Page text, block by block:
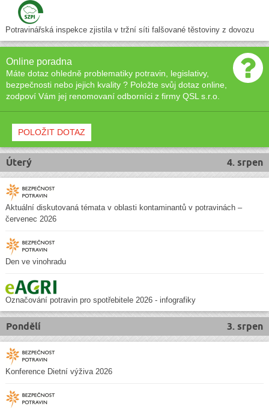
Potravinářská inspekce zjistila v tržní síti falšované těstoviny z dovozu
Online poradna
Máte dotaz ohledně problematiky potravin, legislativy,
bezpečnosti nebo jejich kvality ? Položte svůj dotaz online,
zodpoví Vám jej renomovaní odborníci z firmy QSL s.r.o.
POLOŽIT DOTAZ
4. srpen
Úterý
Aktuální diskutovaná témata v oblasti kontaminantů v potravinách –
červenec 2026
Den ve vinohradu
Označování potravin pro spotřebitele 2026 - infografiky
3. srpen
Pondělí
Konference Dietní výživa 2026